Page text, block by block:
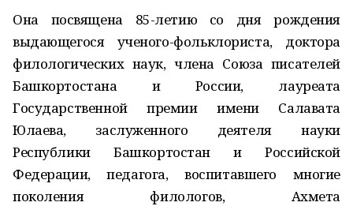
Она посвящена 85-летию со дня рождения
выдающегося ученого-фольклориста, доктора
филологических наук, члена Союза писателей
Башкортостана и России, лауреата
Государственной премии имени Салавата
Юлаева, заслуженного деятеля науки
Республики Башкортостан и Российской
Федерации, педагога, воспитавшего многие
поколения филологов, Ахмета